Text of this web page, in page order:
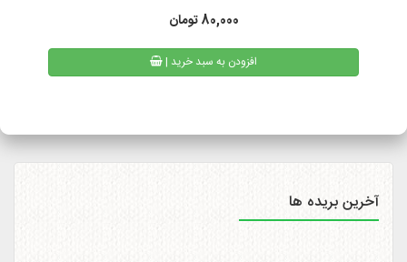
ممکن است کالا کمی با تاخیر به دست مشتریان محترم برسد.
همیچنین امکان پیگیری وضعیت سفارشات پست پیشتاز از طریق
رقمی میسر است.
80,000تومان
| افزودن به سبد خرید
آخرین بریده ها